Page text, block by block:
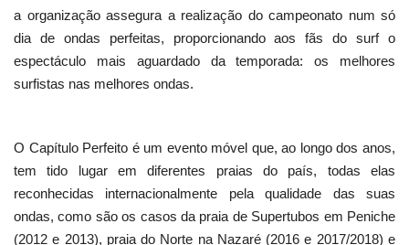
a organização assegura a realização do campeonato num só
dia de ondas perfeitas, proporcionando aos fãs do surf o
espectáculo mais aguardado da temporada: os melhores
surfistas nas melhores ondas.
O Capítulo Perfeito é um evento móvel que, ao longo dos anos,
tem tido lugar em diferentes praias do país, todas elas
reconhecidas internacionalmente pela qualidade das suas
ondas, como são os casos da praia de Supertubos em Peniche
(2012 e 2013), praia do Norte na Nazaré (2016 e 2017/2018) e